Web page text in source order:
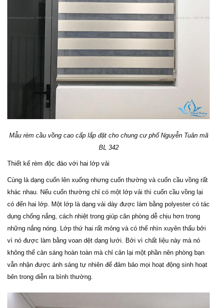
Mẫu rèm cầu vồng cao cấp lắp đặt cho chung cư phố Nguyễn Tuân mã
BL 342
Thiết kế rèm độc đáo với hai lớp vải
Cùng là dạng cuốn lên xuống nhưng cuốn thường và cuốn cầu vồng rất
khác nhau. Nếu cuốn thường chỉ có một lớp vải thì cuốn cầu vồng lại
có đến hai lớp. Một lớp là dạng vải dày được làm bằng polyester có tác
dụng chống nắng, cách nhiệt trong giúp căn phòng dễ chịu hơn trong
những nắng nóng. Lớp thứ hai rất mỏng và có thể nhìn xuyên thấu bởi
vì nó được làm bằng voan dệt dạng lưới. Bởi vì chất liệu này mà nó
không thể cản sáng hoàn toàn mà chỉ cản lại một phần nên phòng bạn
vẫn nhận được ánh sáng tự nhiên để đảm bảo mọi hoạt động sinh hoạt
bên trong diễn ra bình thường.